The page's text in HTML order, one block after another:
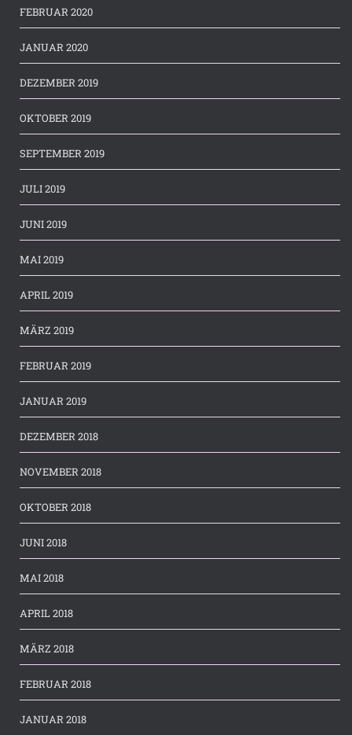
FEBRUAR 2020
JANUAR 2020
DEZEMBER 2019
OKTOBER 2019
SEPTEMBER 2019
JULI 2019
JUNI 2019
MAI 2019
APRIL 2019
MÄRZ 2019
FEBRUAR 2019
JANUAR 2019
DEZEMBER 2018
NOVEMBER 2018
OKTOBER 2018
JUNI 2018
MAI 2018
APRIL 2018
MÄRZ 2018
FEBRUAR 2018
JANUAR 2018